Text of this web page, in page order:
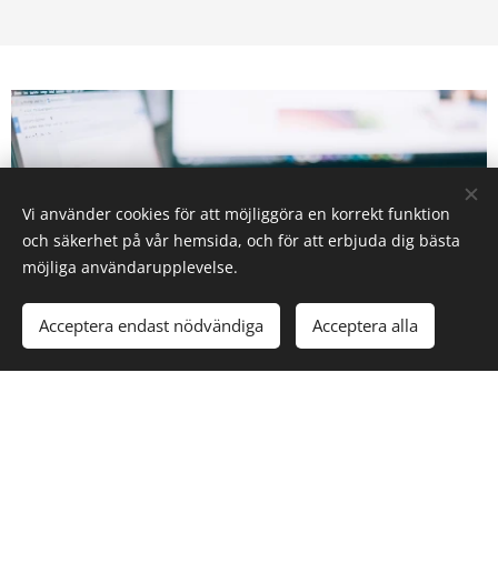
Vi använder cookies för att möjliggöra en korrekt funktion
och säkerhet på vår hemsida, och för att erbjuda dig bästa
möjliga användarupplevelse.
Acceptera endast nödvändiga Acceptera alla